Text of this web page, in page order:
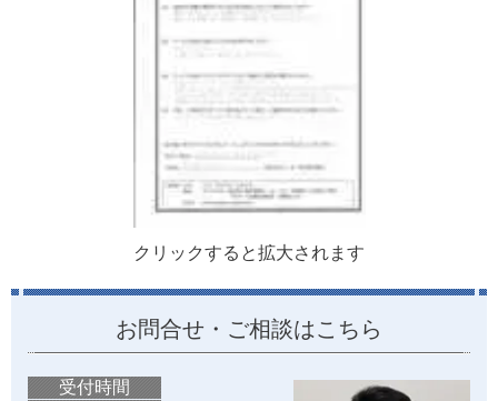
クリックすると拡大されます
お問合せ・ご相談はこちら
受付時間